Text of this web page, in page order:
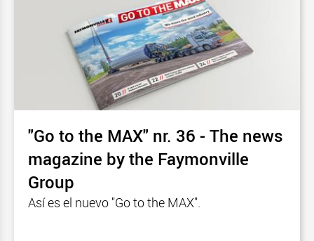
"Go to the MAX" nr. 36 - The news
magazine by the Faymonville
Group
Así es el nuevo "Go to the MAX".